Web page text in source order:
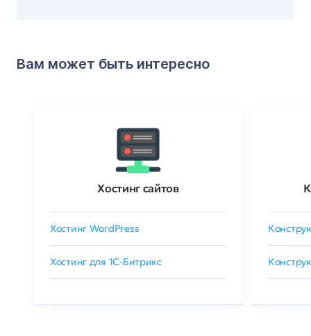
Вам может быть интересно
Хостинг сайтов
Хостинг WordPress
Хостинг для 1C-Битрикс